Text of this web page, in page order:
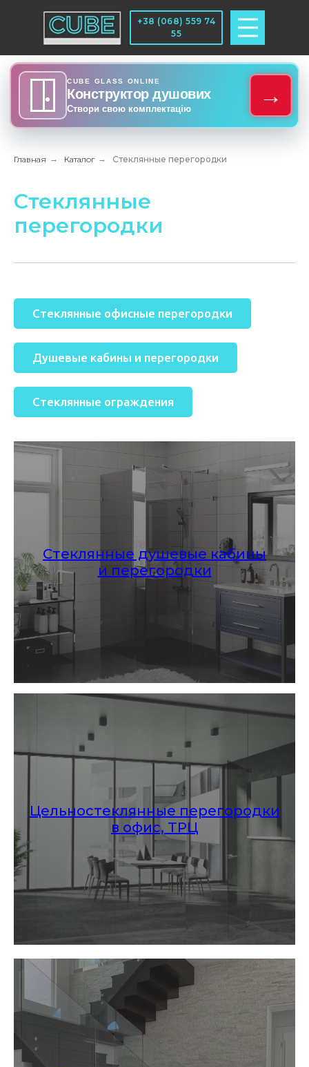
CUBE GLASS ONLINE
Конструктор душових
Створи свою комплектацію →
+38 (068) 559 74
55
Главная → Каталог → Стеклянные перегородки
Стеклянные
перегородки
Стеклянные офисные перегородки
Душевые кабины и перегородки
Стеклянные ограждения
Стеклянные душевые кабины
и перегородки
Цельностеклянные перегородки
в офис, ТРЦ